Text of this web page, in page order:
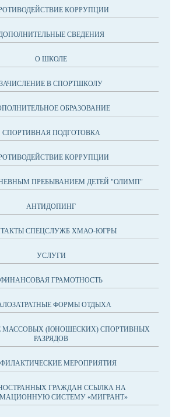
КОРРУПЦИИ
СВЕДЕНИЯ
О ШКОЛЕ
ЗАЧИСЛЕНИЕ В СПОРТШКОЛУ
ОБРАЗОВАНИЕ
СПОРТИВНАЯ ПОДГОТОВКА
КОРРУПЦИИ
ПРЕБЫВАНИЕМ ДЕТЕЙ "ОЛИМП"
АНТИДОПИНГ
СПЕЦСЛУЖБ ХМАО-ЮГРЫ
УСЛУГИ
ФИНАНСОВАЯ ГРАМОТНОСТЬ
ФОРМЫ ОТДЫХА
МАССОВЫХ (ЮНОШЕСКИХ) СПОРТИВНЫХ
РАЗРЯДОВ
МЕРОПРИЯТИЯ
ГРАЖДАН ССЫЛКА НА
СИСТЕМУ «МИГРАНТ»